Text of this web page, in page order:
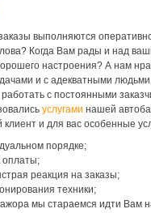
выполняются
Когда Вам рады и над
настроения? А нам
и с адекватными
с постоянными
услугами нашей
и для вас особенные
порядке;
оплаты;
реакция на заказы;
техники;
мы стараемся идти Вам